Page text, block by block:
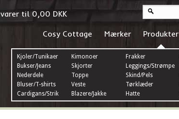
varer til0,00 DKK
Cosy Cottage Mærker Produkter
Kjoler/Tunikaer
Bukser/Jeans
Nederdele
Bluser/T-shirts
Cardigans/Strik
Kimonoer
Skjorter
Toppe
Veste
Blazere/Jakke
Frakker
Leggings/Strømper
Skind/Pels
Tørklæder
Hatte